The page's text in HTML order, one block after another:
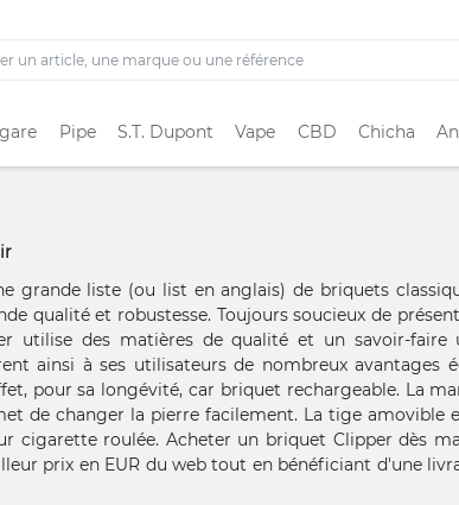
Pipe S.T. Dupont Vape CBD Chicha
grande liste (ou list en anglais) de briquets
qualité et robustesse. Toujours soucieux de
utilise des matières de qualité et un savoir-faire
ainsi à ses utilisateurs de nombreux avantages
pour sa longévité, car briquet rechargeable. La
de changer la pierre facilement. La tige amovible
cigarette roulée. Acheter un briquet Clipper dès
prix en EUR du web tout en bénéficiant d'une